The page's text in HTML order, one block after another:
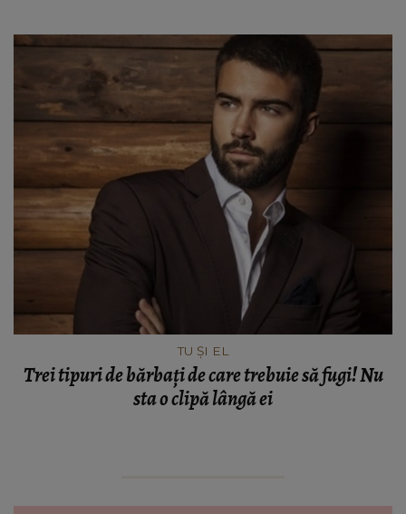
TU ȘI EL
Trei tipuri de bărbați de care trebuie să fugi! Nu
sta o clipă lângă ei